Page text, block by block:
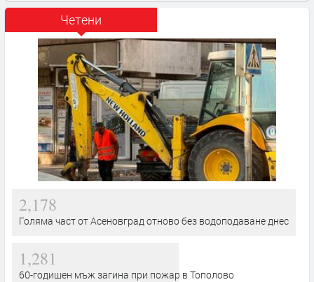
Четени
2,178
Голяма част от Асеновград отново без водоподаване днес
1,281
60-годишен мъж загина при пожар в Тополово